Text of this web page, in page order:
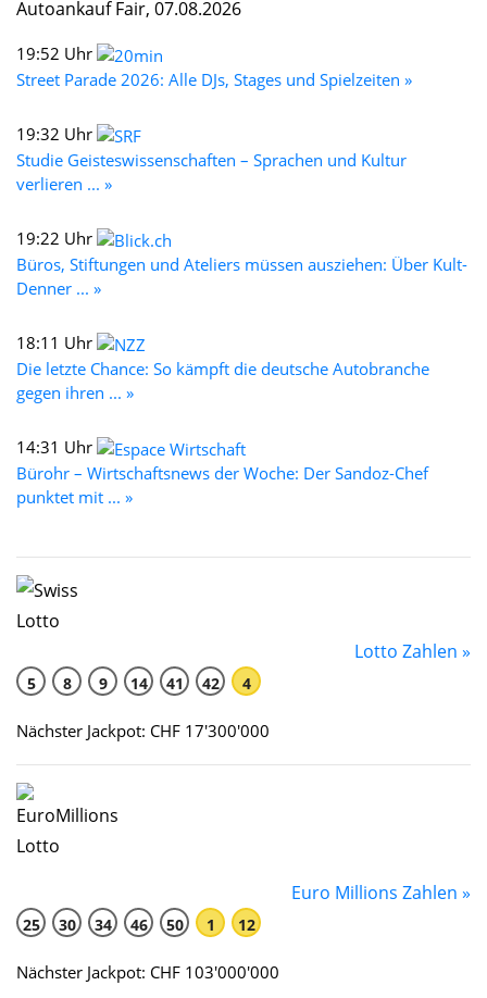
Autoankauf Fair, 07.08.2026
19:52 Uhr
Street Parade 2026: Alle DJs, Stages und Spielzeiten »
19:32 Uhr
Studie Geisteswissenschaften – Sprachen und Kultur
verlieren ... »
19:22 Uhr
Büros, Stiftungen und Ateliers müssen ausziehen: Über Kult-
Denner ... »
18:11 Uhr
Die letzte Chance: So kämpft die deutsche Autobranche
gegen ihren ... »
14:31 Uhr
Bürohr – Wirtschaftsnews der Woche: Der Sandoz-Chef
punktet mit ... »
Lotto Zahlen »
5 8 9 14 41 42 4
Nächster Jackpot: CHF 17'300'000
Euro Millions Zahlen »
25 30 34 46 50 1 12
Nächster Jackpot: CHF 103'000'000